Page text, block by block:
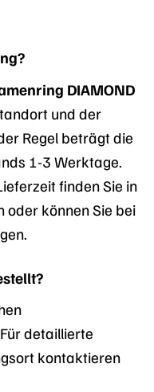
DIAMOND
und der
Regel beträgt die
1-3 Werktage.
finden Sie in
oder können Sie bei
detaillierte
kontaktieren